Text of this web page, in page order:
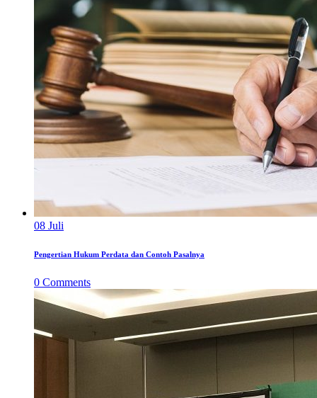
08 Juli
Pengertian Hukum Perdata dan Contoh Pasalnya
0 Comments